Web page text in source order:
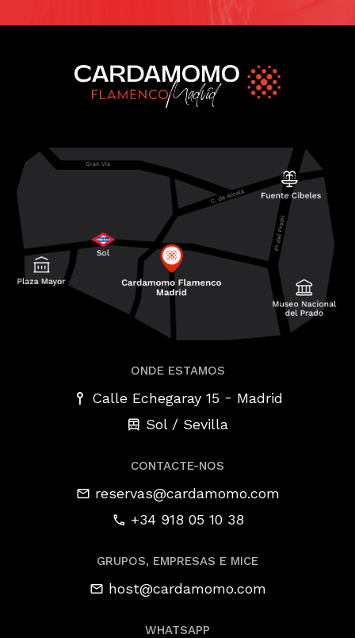
ONDE ESTAMOS
Calle Echegaray 15 - Madrid
Sol / Sevilla
CONTACTE-NOS
reservas@cardamomo.com
+34 918 05 10 38
GRUPOS, EMPRESAS E MICE
host@cardamomo.com
WHATSAPP